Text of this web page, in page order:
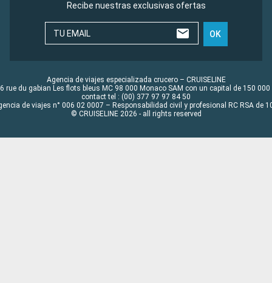
Recibe nuestras exclusivas ofertas
TU EMAIL OK
Agencia de viajes especializada crucero – CRUISELINE
rue du gabian Les flots bleus MC 98 000 Monaco SAM con un capital de 150 000
contact tel : (00) 377 97 97 84 50
de viajes n° 006 02 0007 – Responsabilidad civil y profesional RC RSA de
© CRUISELINE 2026 - all rights reserved